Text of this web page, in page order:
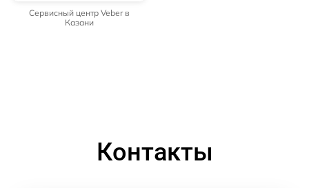
Сервисный центр Veber в
Казани
Контакты